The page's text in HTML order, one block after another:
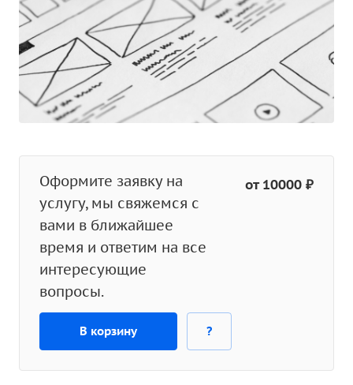
Оформите заявку на
услугу, мы свяжемся с
вами в ближайшее
время и ответим на все
интересующие
вопросы.
от 10000 ₽
В корзину ?